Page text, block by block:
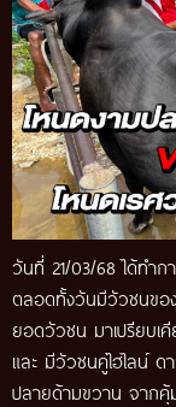
วันที่ 21/03/68 ได้ทำก
ตลอดทั้งวันมีวัวชนขอ
ยอดวัวชน มาเปรียบเ
และ มีวัวชนคู่ไฮไลน์ ด
ปลายด้ามขวาน จากคุ้